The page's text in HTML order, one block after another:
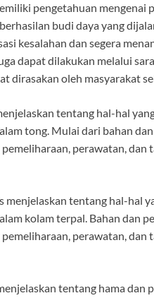
pengetahuan
budi daya yang
kesalahan dan segera
dapat dilakukan melalui
dirasakan oleh masyarakat
tentang hal-hal
tong. Mulai dari bahan
perawatan, dan
menjelaskan tentang hal-hal
kolam terpal. Bahan dan
perawatan,
tentang hama dan